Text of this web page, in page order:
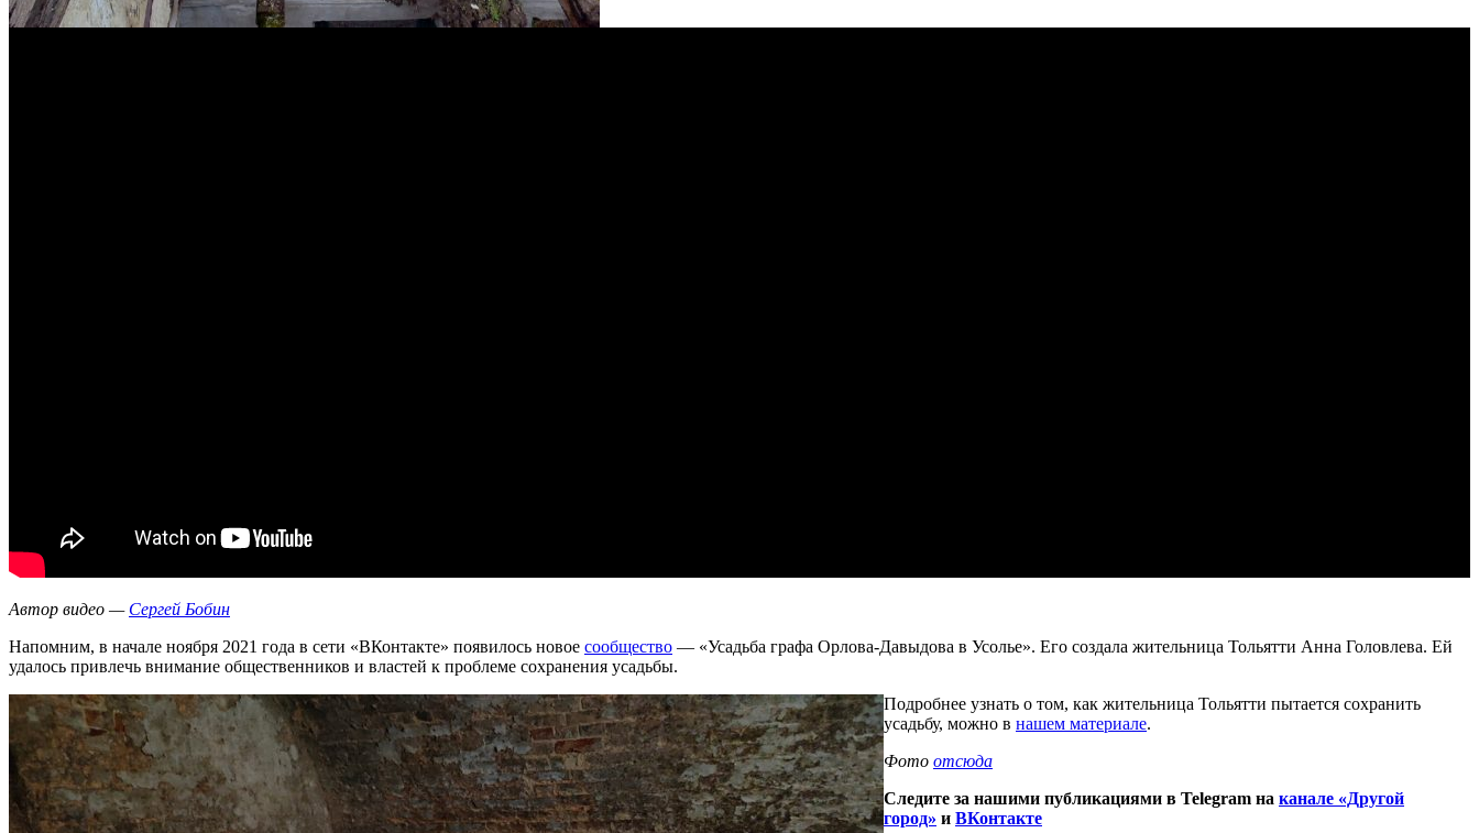
Автор видео — Сергей Бобин
Напомним, в начале ноября 2021 года в сети «ВКонтакте» появилось новое сообщество — «Усадьба графа Орлова-Давыдова в Усолье». Его создала жительница Тольятти Анна Головлева. Ей
удалось привлечь внимание общественников и властей к проблеме сохранения усадьбы.
Подробнее узнать о том, как жительница Тольятти пытается сохранить
усадьбу, можно в нашем материале.
Фото отсюда
Следите за нашими публикациями в Telegram на канале «Другой
город» и ВКонтакте